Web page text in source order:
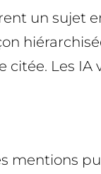
un sujet
Les IA
mentions